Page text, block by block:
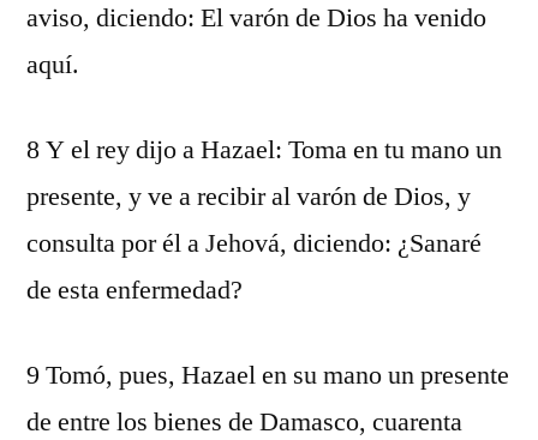
aviso, diciendo: El varón de Dios ha venido
aquí.
8 Y el rey dijo a Hazael: Toma en tu mano un
presente, y ve a recibir al varón de Dios, y
consulta por él a Jehová, diciendo: ¿Sanaré
de esta enfermedad?
9 Tomó, pues, Hazael en su mano un presente
de entre los bienes de Damasco, cuarenta